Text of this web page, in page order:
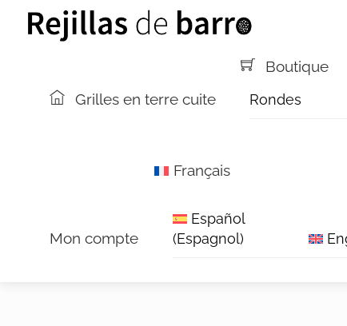
AllerMenu
Grilles en terre cuite
Boutique
Rondes
Mon compte
Français
Español
(Espagnol)